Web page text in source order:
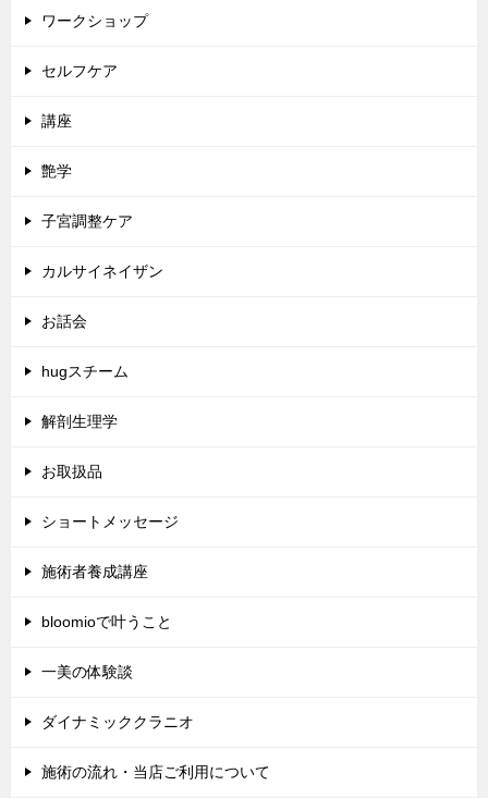
ワークショップ
セルフケア
講座
艶学
子宮調整ケア
カルサイネイザン
お話会
hugスチーム
解剖生理学
お取扱品
ショートメッセージ
施術者養成講座
bloomioで叶うこと
一美の体験談
ダイナミッククラニオ
施術の流れ・当店ご利用について